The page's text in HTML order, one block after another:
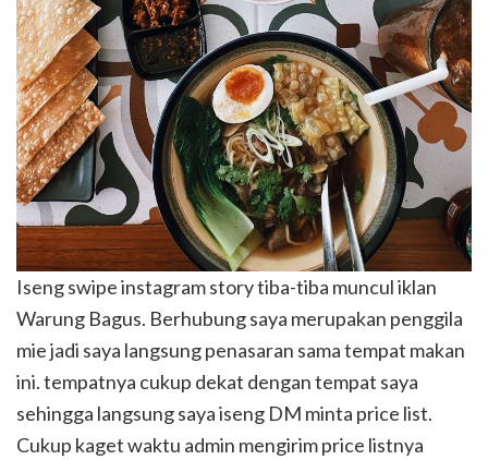
Iseng swipe instagram story tiba-tiba muncul iklan
Warung Bagus. Berhubung saya merupakan penggila
mie jadi saya langsung penasaran sama tempat makan
ini. tempatnya cukup dekat dengan tempat saya
sehingga langsung saya iseng DM minta price list.
Cukup kaget waktu admin mengirim price listnya